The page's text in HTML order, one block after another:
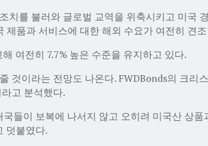
치를 불러와 글로벌 교역을 위축시키고 미국
품과 서비스에 대한 해외 수요가 여전히 견
여전히 7.7% 높은 수준을 유지하고 있다.
것이라는 전망도 나온다. FWDBonds의 크
고 분석했다.
들이 보복에 나서지 않고 오히려 미국산 상
덧붙였다.